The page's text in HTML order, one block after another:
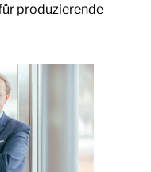
produzierende